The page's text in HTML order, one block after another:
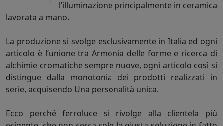
l’illuminazione principalmente in ceramica
lavorata a mano.
La produzione si svolge esclusivamente in Italia ed ogni
articolo è l’unione tra Armonia delle forme e ricerca di
alchimie cromatiche sempre nuove, ogni articolo così si
distingue dalla monotonia dei prodotti realizzati in
serie, acquisendo Una personalità unica.
Ecco perché ferroluce si rivolge alla clientela più